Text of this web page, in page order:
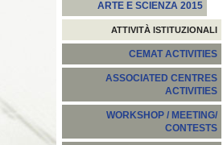
ARTE E SCIENZA 2015
ATTIVITÀ ISTITUZIONALI
CEMAT ACTIVITIES
ASSOCIATED CENTRES
ACTIVITIES
WORKSHOP / MEETING/
CONTESTS